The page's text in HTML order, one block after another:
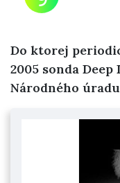
Do ktorej
2005 sonda
Národného